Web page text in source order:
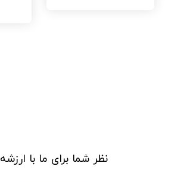
نظر شما برای ما با ارزشه